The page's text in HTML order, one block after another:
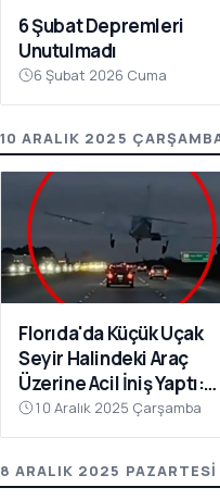
6 Şubat Depremleri
Unutulmadı
6 Şubat 2026 Cuma
10 ARALIK 2025
Florıda'da Küçük Uçak
Seyir Halindeki Araç
Üzerine Acil İniş Yaptı: 1
Yaralı
10 Aralık 2025 Çarşamba
8 ARALIK 2025 PAZARTESI